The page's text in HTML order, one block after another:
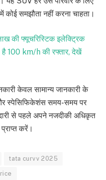
कोई समझौता नहीं करना चाहता।
की फ्यूचरिस्टिक इलेक्ट्रिक
100 km/h की रफ्तार, देखें
केवल सामान्य जानकारी के
स्पेसिफिकेशंस समय-समय पर
से पहले अपने नजदीकी अधिकृत
करें।
tata curvv 2025